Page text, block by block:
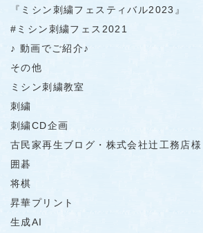
『ミシン刺繍フェスティバル2023』
#ミシン刺繍フェス2021
♪ 動画でご紹介♪
その他
ミシン刺繍教室
刺繍
刺繍CD企画
古民家再生ブログ・株式会社辻工務店様
囲碁
将棋
昇華プリント
生成AI